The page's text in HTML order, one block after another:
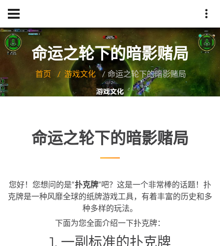
命运之轮下的暗影赌局
首页 游戏文化 命运之轮下的暗影赌局
命运之轮下的暗影赌局
您好！您想问的是“扑克牌”吧？这是一个非常棒的话题！扑
克牌是一种风靡全球的纸牌游戏工具，有着丰富的历史和多
种多样的玩法。
下面为您全面介绍一下扑克牌：
1. 一副标准的扑克牌